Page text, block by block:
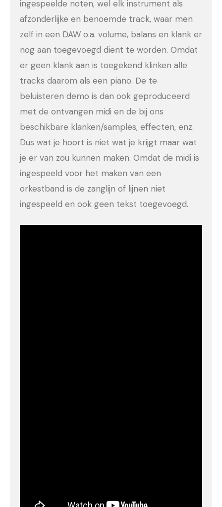
ingespeelde noten, wel elk instrument als
afzonderlijke en benoemde track, waar men
zelf in een DAW o.a. volume, balans en klank er
nog aan toegevoegd dient te worden. Omdat
er geen klank aan is toegekend klinken alle
tracks daarom als een piano. De te
beluisteren demo is dan ook geproduceerd
met de ontvangen midi en de bij ons
beschikbare klanken/samples, effecten, enz.
Dus wat je hoort is niet wat je krijgt maar wat
je er van zou kunnen maken. Omdat de midi is
ingespeeld voor het maken van een
orkestband is de zanglijn of lijnen niet
ingespeeld en ook geen tekst toegevoegd.